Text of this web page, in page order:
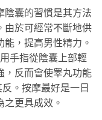
陰囊的習慣是其方法
由於可經常不斷地供
，提高男性精力。
手指從陰囊上部輕
，反而會使睾丸功能
。按摩最好是一日
更具成效。